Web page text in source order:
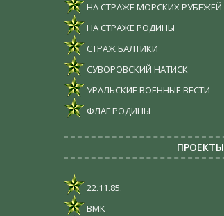
НА СТРАЖЕ МОРСКИХ РУБЕЖЕЙ
НА СТРАЖЕ РОДИНЫ
СТРАЖ БАЛТИКИ
СУВОРОВСКИЙ НАТИСК
УРАЛЬСКИЕ ВОЕННЫЕ ВЕСТИ
ФЛАГ РОДИНЫ
ПРОЕКТЫ
22.11.85.
ВМК